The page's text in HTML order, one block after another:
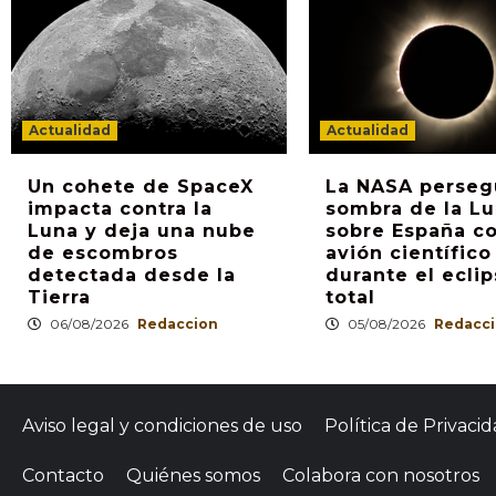
Actualidad
Un cohete de SpaceX
impacta contra la
Luna y deja una nube
de escombros
detectada desde la
Tierra
06/08/2026 Redaccion
Actualidad
La NASA
sombra de la
sobre España
avión científico
durante el
total
05/08/2026
Aviso legal y condiciones de uso Política de
Contacto Quiénes somos Colabora con nosotros